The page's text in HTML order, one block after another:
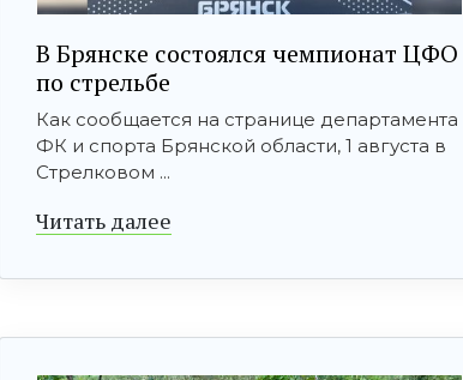
В Брянске состоялся чемпионат ЦФО
по стрельбе
Как сообщается на странице департамента
ФК и спорта Брянской области, 1 августа в
Стрелковом ...
Читать далее